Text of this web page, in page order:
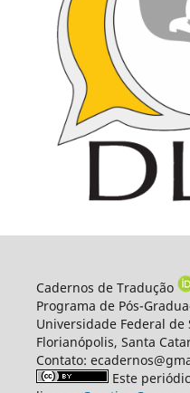
Cadernos de Tradução
Programa de Pós-
Universidade Federal de
Florianópolis, Santa
Contato:
Este